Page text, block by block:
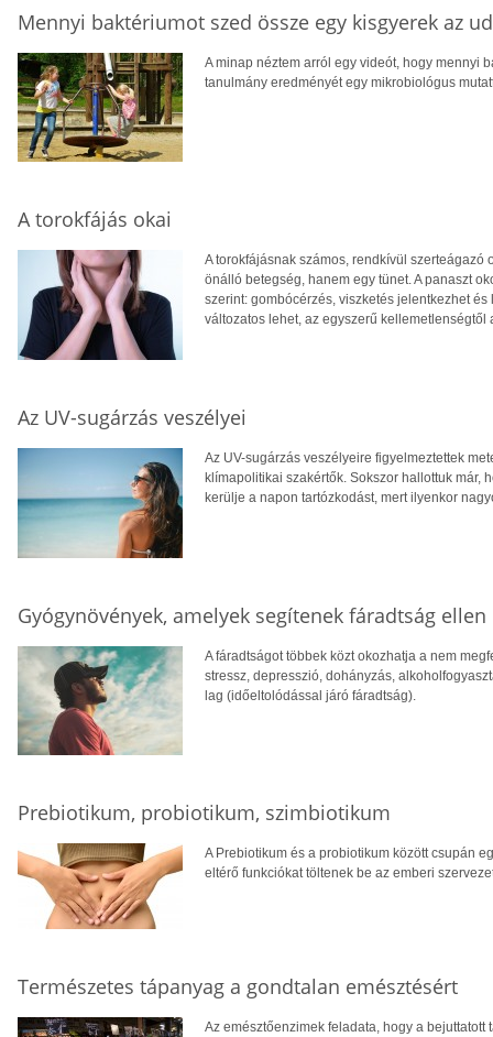
Mennyi baktériumot szed össze egy kisgyerek az
A minap néztem arról egy videót, hogy mennyi
tanulmány eredményét egy mikrobiológus
A torokfájás okai
A torokfájásnak számos, rendkívül szerteágazó
önálló betegség, hanem egy tünet. A panaszt
szerint: gombócérzés, viszketés jelentkezhet
változatos lehet, az egyszerű
Az UV-sugárzás veszélyei
Az UV-sugárzás veszélyeire figyelmeztettek
klímapolitikai szakértők. Sokszor hallottuk már,
kerülje a napon tartózkodást, mert ilyenkor
Gyógynövények, amelyek segítenek fáradtság ellen
A fáradtságot többek közt okozhatja a nem
stressz, depresszió, dohányzás,
lag (időeltolódással járó fáradtság).
Prebiotikum, probiotikum, szimbiotikum
A Prebiotikum és a probiotikum között csupán
eltérő funkciókat töltenek be az emberi
Természetes tápanyag a gondtalan emésztésért
Az emésztőenzimek feladata, hogy a